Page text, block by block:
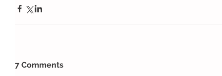
7 Comments